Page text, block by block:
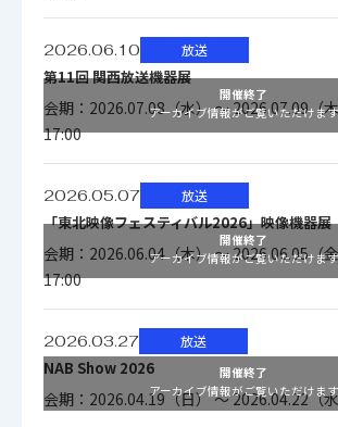
2026.06.10 放送
第11回 関西放送機器展
会期：2026.07.08（水） ～ 2026.07.09（
17:00
開催終了
アーカイブ情報がご覧いただけます
2026.05.07 放送
「東北映像フェスティバル2026」映像機器展
会期：2026.06.04（木） ～ 2026.06.05（
17:00
開催終了
アーカイブ情報がご覧いただけます
2026.03.27 放送
NAB Show 2026
会期：2026.04.19（日） ～ 2026.04.22（水
開催終了
アーカイブ情報がご覧いただけます